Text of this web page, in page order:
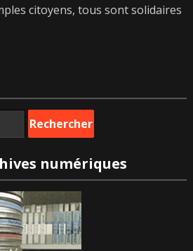
citoyens, tous sont solidaires
numériques